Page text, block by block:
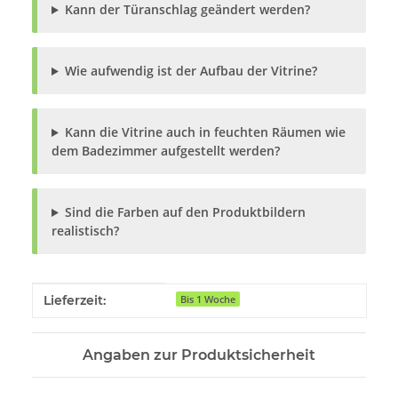
Kann der Türanschlag geändert werden?
Wie aufwendig ist der Aufbau der Vitrine?
Kann die Vitrine auch in feuchten Räumen wie
dem Badezimmer aufgestellt werden?
Sind die Farben auf den Produktbildern
realistisch?
Produkteigenschaft
Wert
Lieferzeit: Bis 1 Woche
Angaben zur Produktsicherheit